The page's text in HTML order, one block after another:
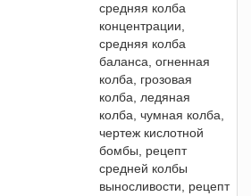
средняя колба
концентрации,
средняя колба
баланса, огненная
колба, грозовая
колба, ледяная
колба, чумная колба,
чертеж кислотной
бомбы, рецепт
средней колбы
выносливости, рецепт